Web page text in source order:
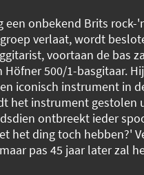
een onbekend Brits
verlaat, wordt
voortaan de bas
500/1-basgitaar.
iconisch instrument in
het instrument gestolen
ontbreekt ieder
het ding toch hebben?'
pas 45 jaar later zal